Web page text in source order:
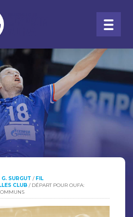
SURGUT / FIL
CLUB / DÉPART POUR OUFA: